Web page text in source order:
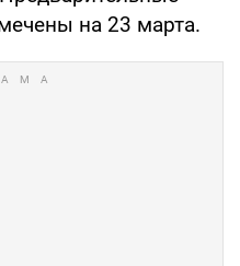
на 23 марта.